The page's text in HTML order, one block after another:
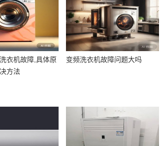
衣机故障,具体原
方法
变频洗衣机故障问题大吗